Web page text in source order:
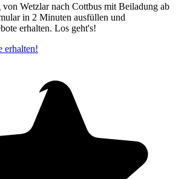
Wetzlar nach Cottbus mit Beiladung ab
in 2 Minuten ausfüllen und
erhalten. Los geht's!
erhalten!